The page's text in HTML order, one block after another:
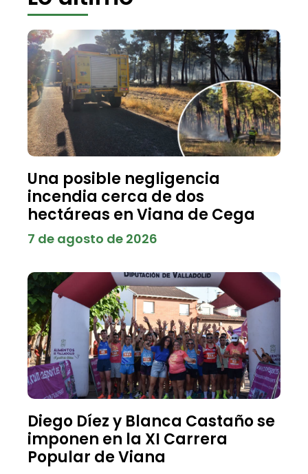
Una posible negligencia
incendia cerca de dos
hectáreas en Viana de Cega
7 de agosto de 2026
Diego Díez y Blanca Castaño se
imponen en la XI Carrera
Popular de Viana